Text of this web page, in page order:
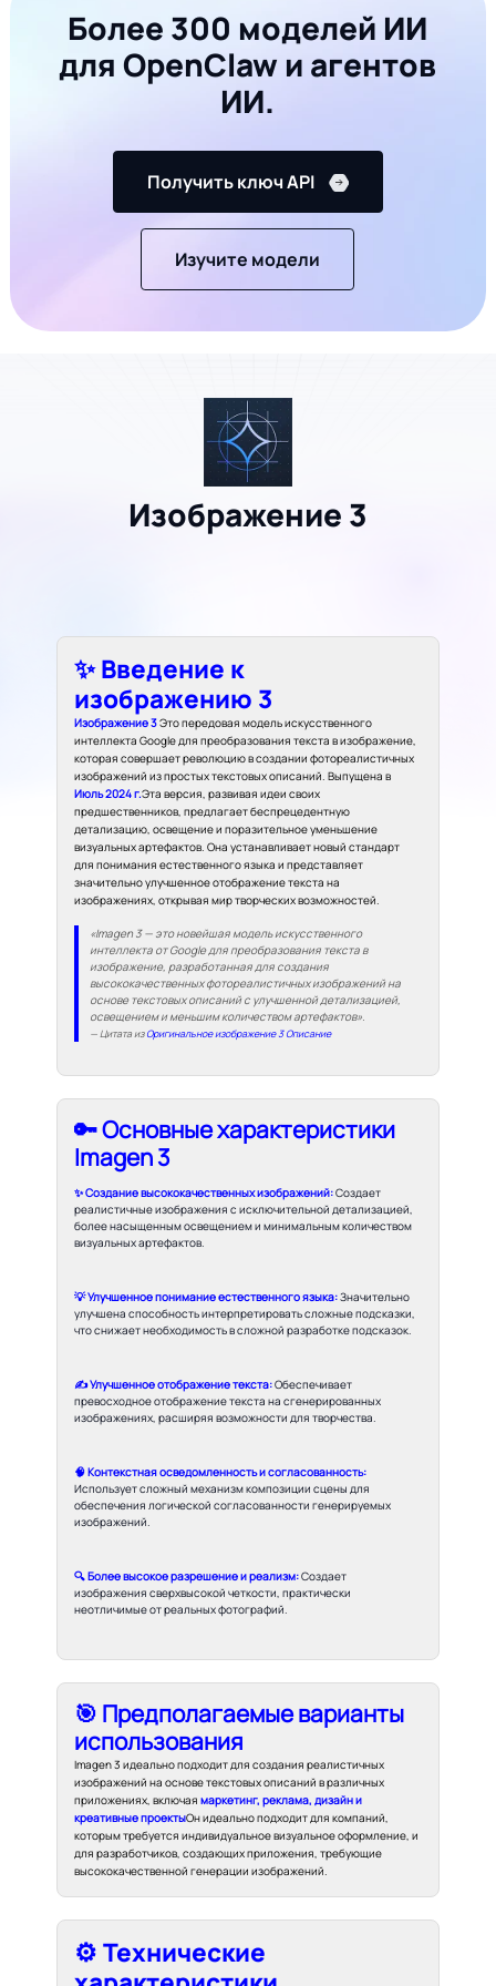
Более 300 моделей ИИ
для OpenClaw и агентов
ИИ.
Получить ключ API
Изучите модели
Изображение 3
✨ Введение к
изображению 3
Изображение 3Это передовая модель искусственного
интеллекта Google для преобразования текста в изображение,
которая совершает революцию в создании фотореалистичных
изображений из простых текстовых описаний. Выпущена в
Июль 2024 г.Эта версия, развивая идеи своих
предшественников, предлагает беспрецедентную
детализацию, освещение и поразительное уменьшение
визуальных артефактов. Она устанавливает новый стандарт
для понимания естественного языка и представляет
значительно улучшенное отображение текста на
изображениях, открывая мир творческих возможностей.
«Imagen 3 — это новейшая модель искусственного
интеллекта от Google для преобразования текста в
изображение, разработанная для создания
высококачественных фотореалистичных изображений на
основе текстовых описаний с улучшенной детализацией,
освещением и меньшим количеством артефактов».
— Цитата изОригинальное изображение 3 Описание
🔑 Основные характеристики
Imagen 3
✨ Создание высококачественных изображений:Создает
реалистичные изображения с исключительной детализацией,
более насыщенным освещением и минимальным количеством
визуальных артефактов.
💡 Улучшенное понимание естественного языка:Значительно
улучшена способность интерпретировать сложные подсказки,
что снижает необходимость в сложной разработке подсказок.
✍️ Улучшенное отображение текста:Обеспечивает
превосходное отображение текста на сгенерированных
изображениях, расширяя возможности для творчества.
🧠 Контекстная осведомленность и согласованность:
Использует сложный механизм композиции сцены для
обеспечения логической согласованности генерируемых
изображений.
🔍 Более высокое разрешение и реализм:Создает
изображения сверхвысокой четкости, практически
неотличимые от реальных фотографий.
🎯 Предполагаемые варианты
использования
Imagen 3 идеально подходит для создания реалистичных
изображений на основе текстовых описаний в различных
приложениях, включаямаркетинг, реклама, дизайн и
креативные проектыОн идеально подходит для компаний,
которым требуется индивидуальное визуальное оформление, и
для разработчиков, создающих приложения, требующие
высококачественной генерации изображений.
⚙️ Технические